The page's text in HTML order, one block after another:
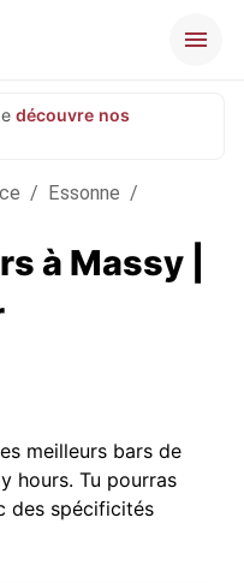
découvre nos
/ Essonne /
à Massy |
meilleurs bars de
hours. Tu pourras
des spécificités